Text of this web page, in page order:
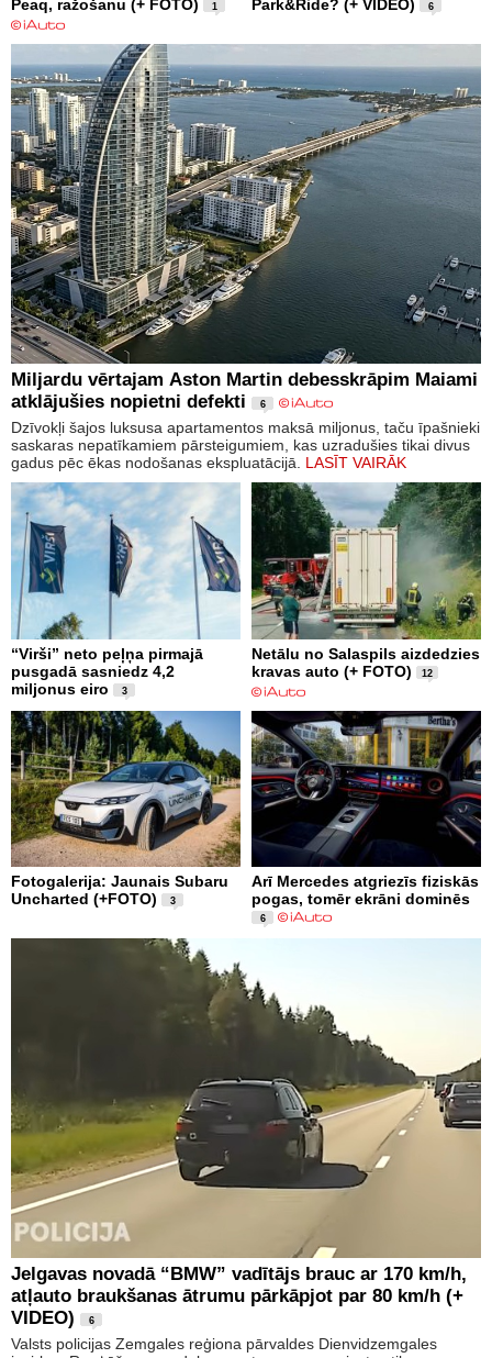
Peaq, ražošanu (+ FOTO)
1
Park&Ride? (+ VIDEO)
6
Miljardu vērtajam Aston Martin debesskrāpim Maiami
atklājušies nopietni defekti
6
Dzīvokļi šajos luksusa apartamentos maksā miljonus, taču īpašnieki
saskaras nepatīkamiem pārsteigumiem, kas uzradušies tikai divus
gadus pēc ēkas nodošanas ekspluatācijā. LASĪT VAIRĀK
“Virši” neto peļņa pirmajā
pusgadā sasniedz 4,2
miljonus eiro
3
Netālu no Salaspils aizdedzies
kravas auto (+ FOTO)
12
Fotogalerija: Jaunais Subaru
Uncharted (+FOTO)
3
Arī Mercedes atgriezīs fiziskās
pogas, tomēr ekrāni dominēs
6
Jelgavas novadā “BMW” vadītājs brauc ar 170 km/h,
atļauto braukšanas ātrumu pārkāpjot par 80 km/h (+
VIDEO)
6
Valsts policijas Zemgales reģiona pārvaldes Dienvidzemgales